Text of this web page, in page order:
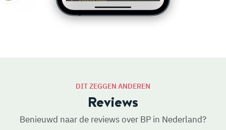
DIT ZEGGEN ANDEREN
Reviews
Benieuwd naar de reviews over BP in Nederland?